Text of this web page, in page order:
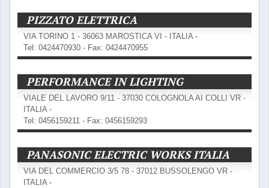
PIZZATO ELETTRICA
VIA TORINO 1 - 36063 MAROSTICA VI - ITALIA -
Tel: 0424470930 - Fax: 0424470955
PERFORMANCE IN LIGHTING
VIALE DEL LAVORO 9/11 - 37030 COLOGNOLA AI COLLI VR -
ITALIA -
Tel: 0456159211 - Fax: 0456159293
PANASONIC ELECTRIC WORKS ITALIA
VIA DEL COMMERCIO 3/5 78 - 37012 BUSSOLENGO VR -
ITALIA -